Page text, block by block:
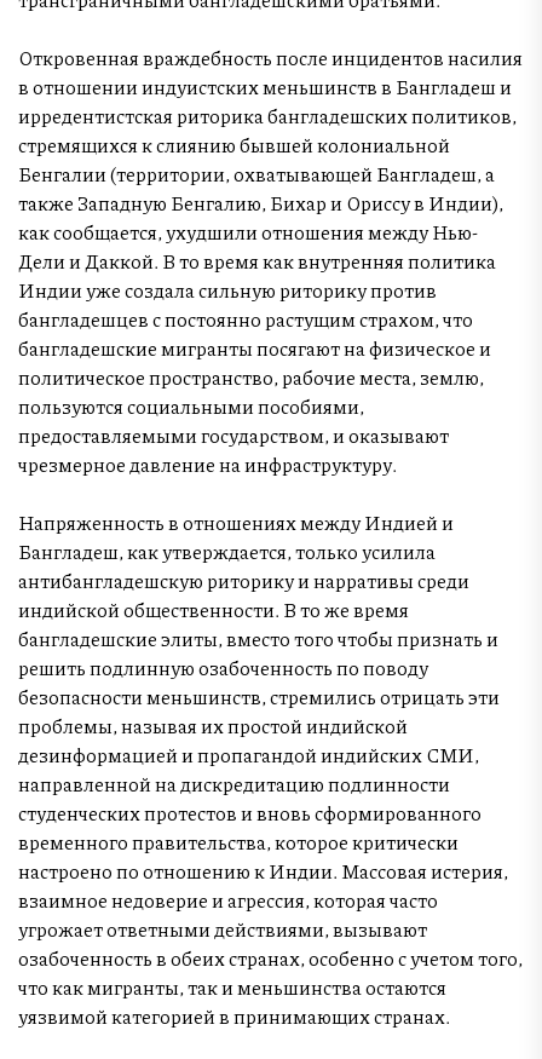
Откровенная враждебность после инцидентов насилия
в отношении индуистских меньшинств в Бангладеш и
ирредентистская риторика бангладешских политиков,
стремящихся к слиянию бывшей колониальной
Бенгалии (территории, охватывающей Бангладеш, а
также Западную Бенгалию, Бихар и Ориссу в Индии),
как сообщается, ухудшили отношения между Нью-
Дели и Даккой. В то время как внутренняя политика
Индии уже создала сильную риторику против
бангладешцев с постоянно растущим страхом, что
бангладешские мигранты посягают на физическое и
политическое пространство, рабочие места, землю,
пользуются социальными пособиями,
предоставляемыми государством, и оказывают
чрезмерное давление на инфраструктуру.
Напряженность в отношениях между Индией и
Бангладеш, как утверждается, только усилила
антибангладешскую риторику и нарративы среди
индийской общественности. В то же время
бангладешские элиты, вместо того чтобы признать и
решить подлинную озабоченность по поводу
безопасности меньшинств, стремились отрицать эти
проблемы, называя их простой индийской
дезинформацией и пропагандой индийских СМИ,
направленной на дискредитацию подлинности
студенческих протестов и вновь сформированного
временного правительства, которое критически
настроено по отношению к Индии. Массовая истерия,
взаимное недоверие и агрессия, которая часто
угрожает ответными действиями, вызывают
озабоченность в обеих странах, особенно с учетом того,
что как мигранты, так и меньшинства остаются
уязвимой категорией в принимающих странах.